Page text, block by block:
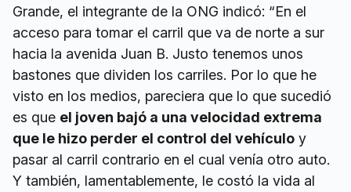
Grande, el integrante de la ONG indicó: “En el
acceso para tomar el carril que va de norte a sur
hacia la avenida Juan B. Justo tenemos unos
bastones que dividen los carriles. Por lo que he
visto en los medios, pareciera que lo que sucedió
es que el joven bajó a una velocidad extrema
que le hizo perder el control del vehículo y
pasar al carril contrario en el cual venía otro auto.
Y también, lamentablemente, le costó la vida al